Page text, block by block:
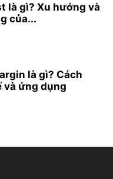
là gì? Xu hướng và
của...
là gì? Cách
và ứng dụng